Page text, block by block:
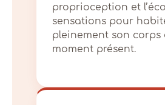
proprioception et
sensations pour
pleinement son corps
moment présent.